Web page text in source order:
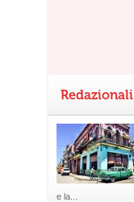
Redazionali
e la...